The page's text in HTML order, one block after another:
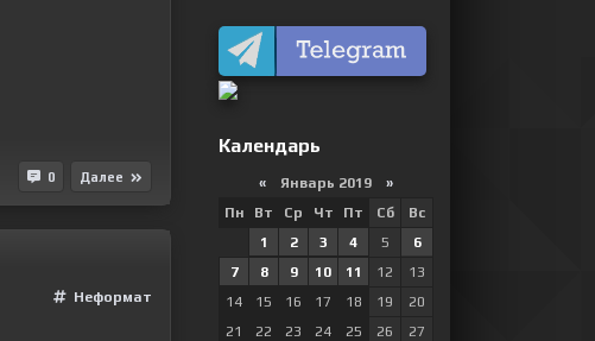
0 Далее
Неформат
Календарь
«Январь 2019 »
Пн
Вт Ср Чт Пт Сб
Вс
1
2 3 4 5
6
7
8 9 10 11 12
13
14
15 16 17 18 19
20
21
22 23 24 25 26
27